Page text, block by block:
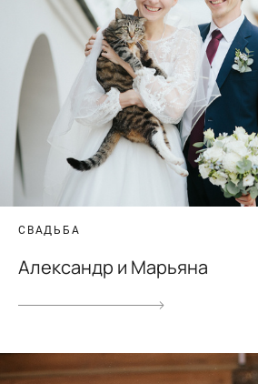
СВАДЬБА
Александр и Марьяна